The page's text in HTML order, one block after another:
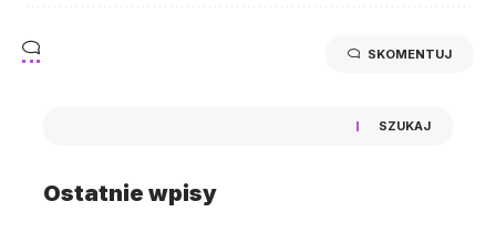
SKOMENTUJ
SZUKAJ
Ostatnie wpisy